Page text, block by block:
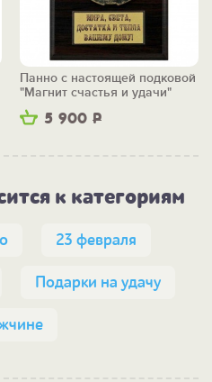
5 900 Р
Панно с настоящей подковой
"Магнит счастья и удачи"
к категориям
23 февраля
Подарки на удачу